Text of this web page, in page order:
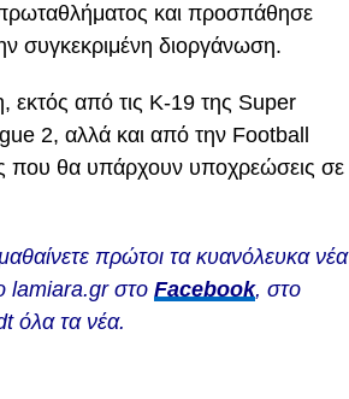
και προσπάθησε
συγκεκριμένη διοργάνωση.
εκτός από τις K-19 της Super
2, αλλά και από την Football
που θα υπάρχουν υποχρεώσεις σε
πρώτοι τα κυανόλευκα νέα
lamiara.gr στο Facebook, στο
όλα τα νέα.